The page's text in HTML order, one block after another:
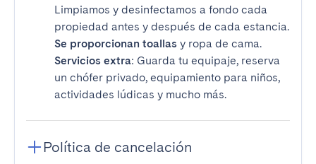
Limpiamos y desinfectamos a fondo cada
propiedad antes y después de cada estancia.
Se proporcionan toallas y ropa de cama.
Servicios extra: Guarda tu equipaje, reserva
un chófer privado, equipamiento para niños,
actividades lúdicas y mucho más.
Política de cancelación